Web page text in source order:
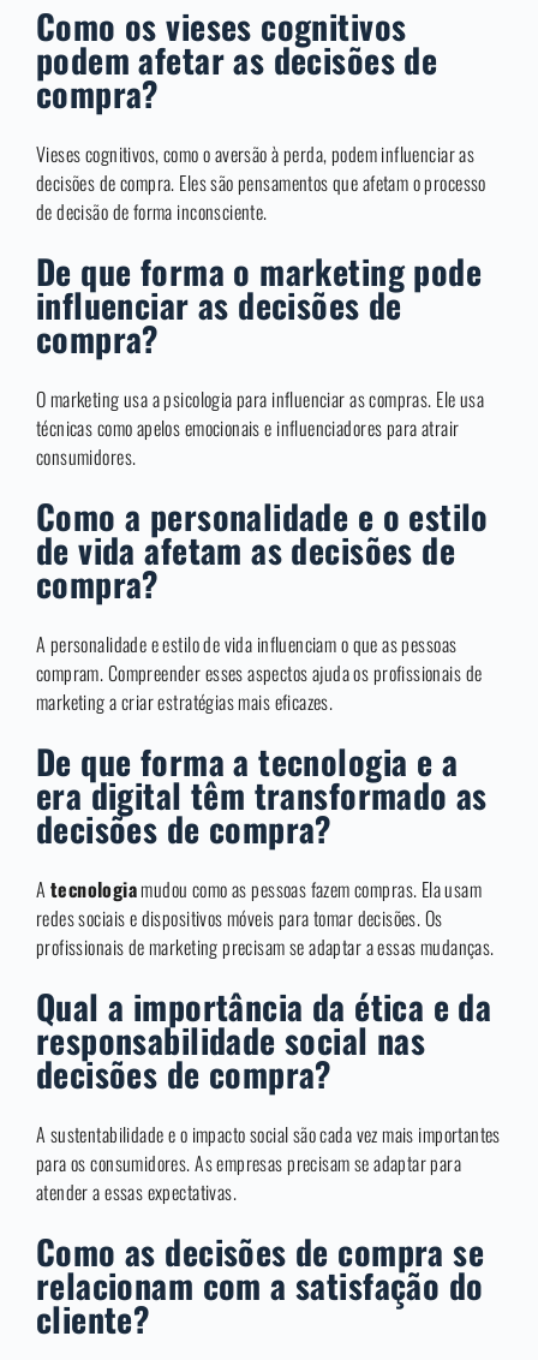
Como os vieses cognitivos
podem afetar as decisões de
compra?
Vieses cognitivos, como o aversão à perda, podem influenciar as
decisões de compra. Eles são pensamentos que afetam o processo
de decisão de forma inconsciente.
De que forma o marketing pode
influenciar as decisões de
compra?
O marketing usa a psicologia para influenciar as compras. Ele usa
técnicas como apelos emocionais e influenciadores para atrair
consumidores.
Como a personalidade e o estilo
de vida afetam as decisões de
compra?
A personalidade e estilo de vida influenciam o que as pessoas
compram. Compreender esses aspectos ajuda os profissionais de
marketing a criar estratégias mais eficazes.
De que forma a tecnologia e a
era digital têm transformado as
decisões de compra?
A tecnologiamudou como as pessoas fazem compras. Ela usam
redes sociais e dispositivos móveis para tomar decisões. Os
profissionais de marketing precisam se adaptar a essas mudanças.
Qual a importância da ética e da
responsabilidade social nas
decisões de compra?
A sustentabilidade e o impacto social são cada vez mais importantes
para os consumidores. As empresas precisam se adaptar para
atender a essas expectativas.
Como as decisões de compra se
relacionam com a satisfação do
cliente?